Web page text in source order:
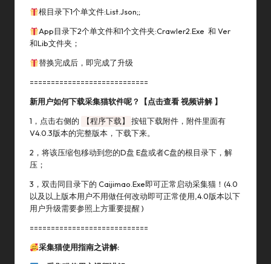
根目录下1个单文件:list.json;;
App目录下2个单文件和1个文件夹:crawler2.exe 和 Ver
和lib文件夹；
替换完成后，即完成了升级
============================
新用户如何下载采集猫软件呢？【点击查看 视频讲解】
1，点击右侧的
【程序下载】
按钮下载附件，附件里面有
V4.0.3版本的完整版本，下载下来。
2，将该压缩包移动到您的D盘 E盘或者C盘的根目录下，解
压；
3，双击同目录下的 Caijimao.exe即可正常启动采集猫！(4.0
以及以上版本用户不用做任何改动即可正常使用,4.0版本以下
用户升级需要参照上方重要提醒 )
============================
采集猫使用指南之讲解: